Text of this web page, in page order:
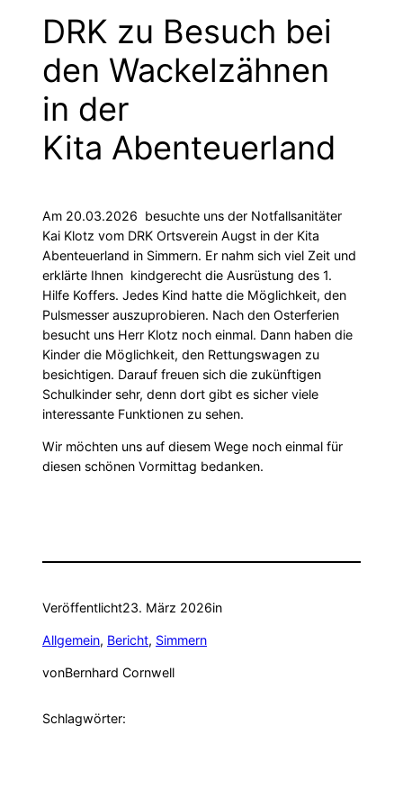
DRK zu Besuch bei
den Wackelzähnen
in der
Kita Abenteuerland
Am 20.03.2026 besuchte uns der Notfallsanitäter
Kai Klotz vom DRK Ortsverein Augst in der Kita
Abenteuerland in Simmern. Er nahm sich viel Zeit und
erklärte Ihnen kindgerecht die Ausrüstung des 1.
Hilfe Koffers. Jedes Kind hatte die Möglichkeit, den
Pulsmesser auszuprobieren. Nach den Osterferien
besucht uns Herr Klotz noch einmal. Dann haben die
Kinder die Möglichkeit, den Rettungswagen zu
besichtigen. Darauf freuen sich die zukünftigen
Schulkinder sehr, denn dort gibt es sicher viele
interessante Funktionen zu sehen.
Wir möchten uns auf diesem Wege noch einmal für
diesen schönen Vormittag bedanken.
Veröffentlicht23. März 2026in
Allgemein, Bericht, Simmern
vonBernhard Cornwell
Schlagwörter: